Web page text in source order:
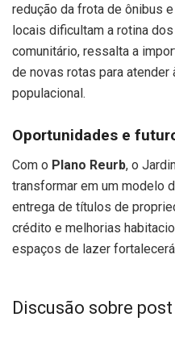
redução da frota de ônibus
locais dificultam a rotina
comunitário, ressalta a
de novas rotas para atender
populacional.
Oportunidades e
Com o Plano Reurb, o
transformar em um modelo
entrega de títulos de
crédito e melhorias
espaços de lazer
Discusão sobre post